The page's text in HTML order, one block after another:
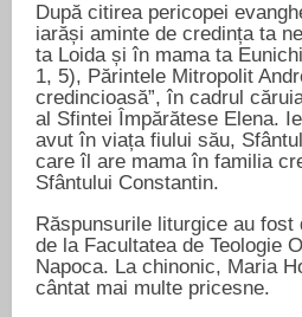
După citirea pericopei
iarăși aminte de credința ta
ta Loida și în mama ta
1, 5), Părintele Mitropolit
credincioasă”, în cadrul
al Sfintei Împărătese Elena.
avut în viața fiului său,
care îl are mama în familia
Sfântului Constantin.
Răspunsurile liturgice au fost
de la Facultatea de Teologie
Napoca. La chinonic, Maria
cântat mai multe pricesne.